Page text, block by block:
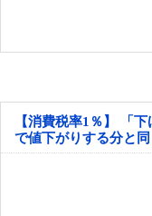
【消費税率1％】 「
で値下がりする分と
えない店も